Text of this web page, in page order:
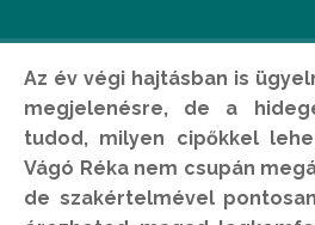
Az év végi hajtásban is
megjelenésre, de a
tudod, milyen cipőkkel
Vágó Réka nem csupán
de szakértelmével